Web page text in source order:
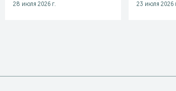
28 июля 2026 г.
23 июля 2026